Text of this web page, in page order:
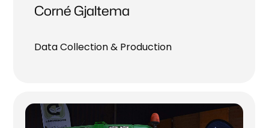
Corné Gjaltema
Data Collection & Production